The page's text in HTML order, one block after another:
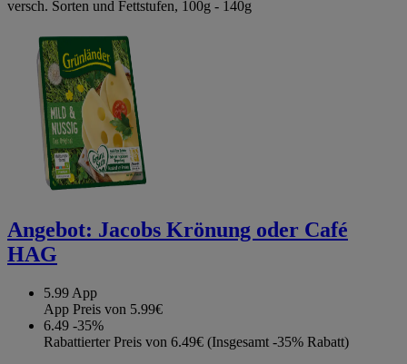
versch. Sorten und Fettstufen, 100g - 140g
Angebot: Jacobs Krönung oder Café
HAG
5.99 App
App Preis von 5.99€
6.49 -35%
Rabattierter Preis von 6.49€ (Insgesamt -35% Rabatt)